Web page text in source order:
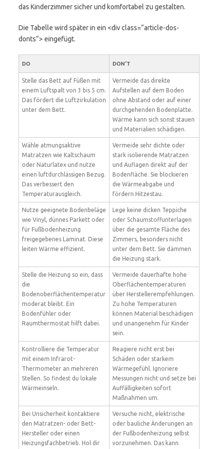
das Kinderzimmer sicher und komfortabel zu gestalten.
Die Tabelle wird später in ein <div class=“article-dos-
donts“> eingefügt.
DO DON’T
Stelle das Bett auf Füßen mit
einem Luftspalt von 3 bis 5 cm.
Das fördert die Luftzirkulation
unter dem Bett.
Vermeide das direkte
Aufstellen auf dem Boden
ohne Abstand oder auf einer
durchgehenden Bodenplatte.
Wärme kann sich sonst stauen
und Materialien schädigen.
Wähle atmungsaktive
Matratzen wie Kaltschaum
oder Naturlatex und nutze
einen luftdurchlässigen Bezug.
Das verbessert den
Temperaturausgleich.
Vermeide sehr dichte oder
stark isolierende Matratzen
und Auflagen direkt auf der
Bodenfläche. Sie blockieren
die Wärmeabgabe und
fördern Hitzestau.
Nutze geeignete Bodenbeläge
wie Vinyl, dünnes Parkett oder
für Fußbodenheizung
freigegebenes Laminat. Diese
leiten Wärme effizient.
Lege keine dicken Teppiche
oder Schaumstoffunterlagen
über die gesamte Fläche des
Zimmers, besonders nicht
unter dem Bett. Sie dämmen
die Heizung stark.
Stelle die Heizung so ein, dass
die
Bodenoberflächentemperatur
moderat bleibt. Ein
Bodenfühler oder
Raumthermostat hilft dabei.
Vermeide dauerhafte hohe
Oberflächentemperaturen
über Herstellerempfehlungen.
Zu hohe Temperaturen
können Material beschädigen
und unangenehm für Kinder
sein.
Kontrolliere die Temperatur
mit einem Infrarot-
Thermometer an mehreren
Stellen. So findest du lokale
Wärmeinseln.
Reagiere nicht erst bei
Schäden oder starkem
Wärmegefühl. Ignoriere
Messungen nicht und setze bei
Auffälligkeiten sofort
Maßnahmen um.
Bei Unsicherheit kontaktiere
den Matratzen- oder Bett-
Hersteller oder einen
Heizungsfachbetrieb. Hol dir
Versuche nicht, elektrische
oder bauliche Änderungen an
der Fußbodenheizung selbst
vorzunehmen. Das kann